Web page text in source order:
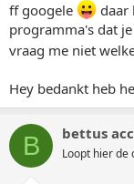
ff googele
daar
programma's dat
vraag me niet
Hey bedankt heb
B bettus
Loopt hier de